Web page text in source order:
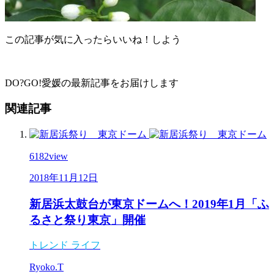
この記事が気に入ったらいいね！しよう
DO?GO!愛媛の最新記事をお届けします
関連記事
6182view
2018年11月12日
新居浜太鼓台が東京ドームへ！2019年1月「ふ
るさと祭り東京」開催
トレンド ライフ
Ryoko.T